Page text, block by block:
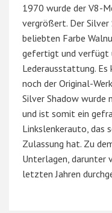
1970 wurde der V8-
vergrößert. Der Silver
beliebten Farbe
gefertigt und verfügt
Lederausstattung.
noch der Original-
Silver Shadow wurde
und ist somit ein
Linkslenkerauto, das
Zulassung hat. Zu
Unterlagen, darunter
letzten Jahren